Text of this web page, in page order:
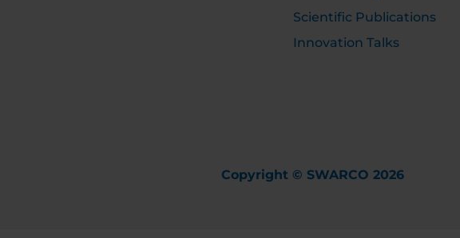
Scientific Publications
Innovation Talks
Copyright © SWARCO 2026